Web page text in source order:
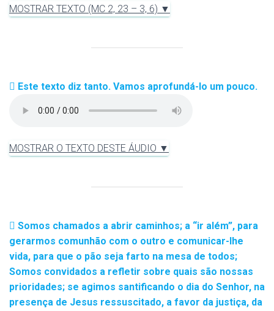
MOSTRAR TEXTO (MC 2, 23 – 3, 6) ▼
Este texto diz tanto. Vamos aprofundá-lo um pouco.
MOSTRAR O TEXTO DESTE ÁUDIO ▼
Somos chamados a abrir caminhos; a “ir além”, para
gerarmos comunhão com o outro e comunicar-lhe
vida, para que o pão seja farto na mesa de todos;
Somos convidados a refletir sobre quais são nossas
prioridades; se agimos santificando o dia do Senhor, na
presença de Jesus ressuscitado, a favor da justiça, da